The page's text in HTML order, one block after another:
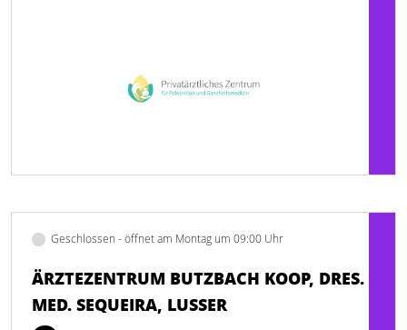
Geschlossen - öffnet am Montag um 09:00 Uhr
ÄRZTEZENTRUM BUTZBACH KOOP, DRES.
MED. SEQUEIRA, LUSSER